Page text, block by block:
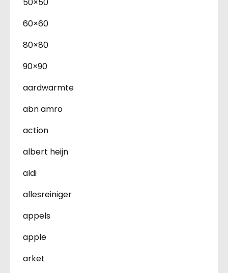
60×60
80×80
90×90
aardwarmte
abn amro
action
albert heijn
aldi
allesreiniger
appels
apple
arket